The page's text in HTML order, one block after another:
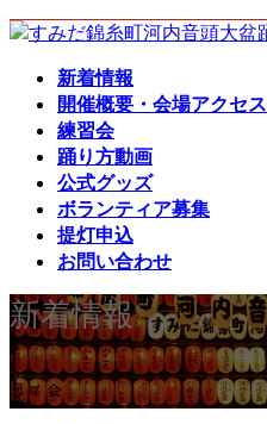
コ
ナ
新着情報
開催概要・会場アクセス
練習会
踊り方動画
公式グッズ
ボランティア募集
提灯申込
お問い合わせ
新着情報